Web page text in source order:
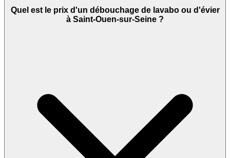
Quel est le prix d'un débouchage de lavabo ou d'évier
à Saint-Ouen-sur-Seine ?